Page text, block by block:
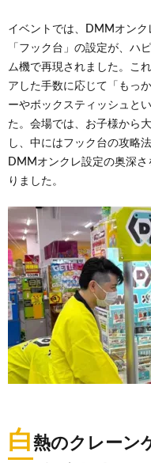
イベントでは、DMMオンク
「フック台」の設定が、ハ
ム機で再現されました。こ
アした手数に応じて「もっ
ーやボックスティッシュと
た。会場では、お子様から
し、中にはフック台の攻略
DMMオンクレ設定の奥深
りました。
白熱のクレーン